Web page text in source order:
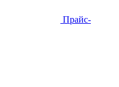
Прайс-